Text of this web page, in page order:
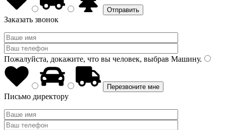
Заказать звонок
Пожалуйста, докажите, что вы человек, выбрав Машину.
Письмо директору